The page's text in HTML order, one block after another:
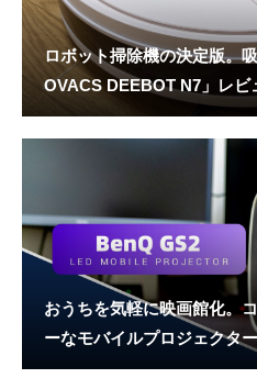
ロボット掃除機の決定版。
OVACS DEEBOT N7」レビ
おうちを気軽に映画館化。
ーなモバイルプロジェクタ